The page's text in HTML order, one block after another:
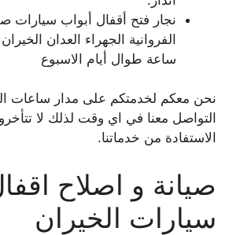
نجار فتح أقفال أبواب سيارات
ساعة طوال أيام الاسبوع
نحن معكم لخدمتكم على مدار ساعات
التواصل معنا في اي وقت لذلك لا
الاستفادة من خدماتنا.
صيانة و اصلاح
سيارات الخيران